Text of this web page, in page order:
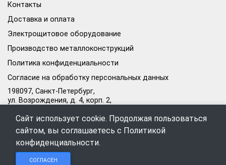
Контакты
Доставка и оплата
Электрощитовое оборудование
Производство металлоконструкций
Политика конфиденциальности
Согласие на обработку персональных данных
198097, Санкт-Петербург,
ул. Возрождения, д. 4, корп. 2,
Режим работы офиса:
Пн–Пт: 09:00–18:00
+7 (812) 309-98-44
Сайт использует cookie. Продолжая пользоваться
сайтом, вы соглашаетесь с Политикой
конфиденциальности.
СОГЛАСЕН